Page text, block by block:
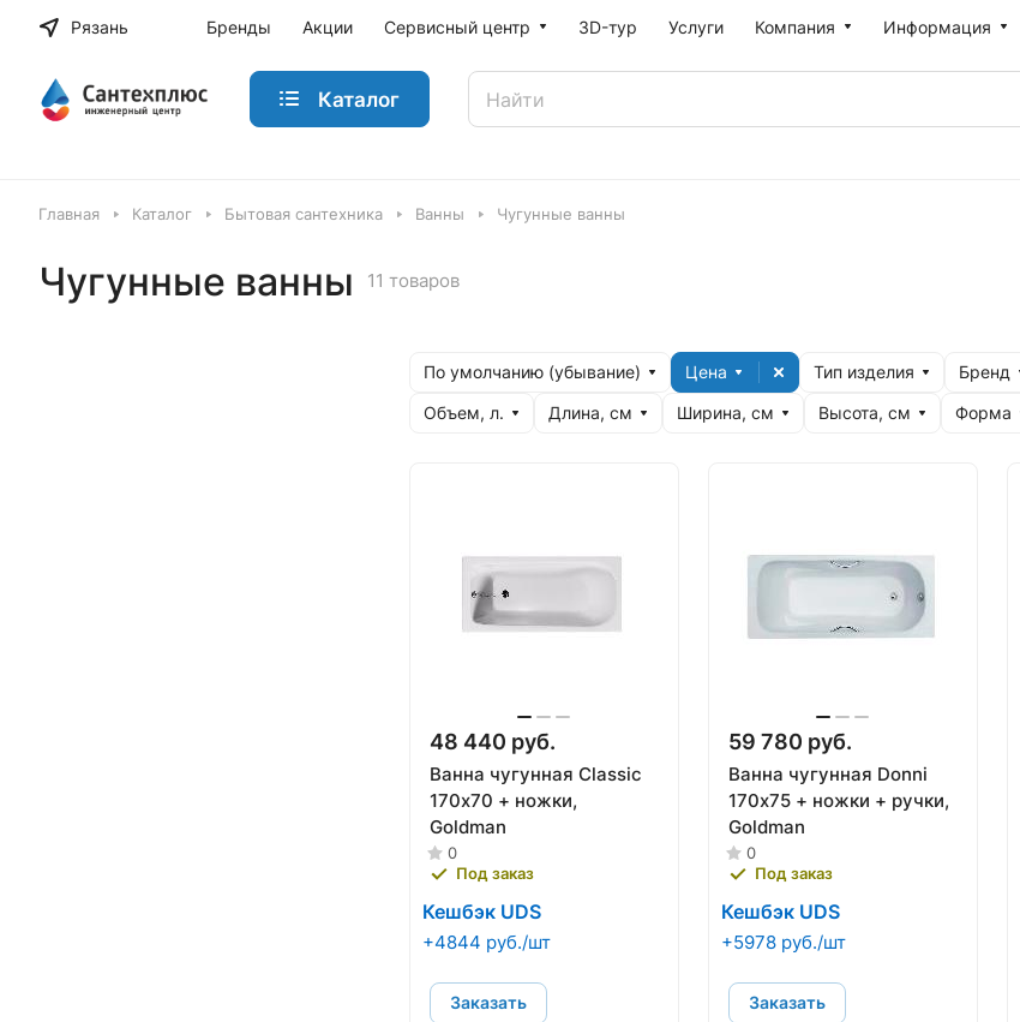
Рязань Бренды Акции Сервисный центр 3D-тур Услуги Компания Информация
Каталог
Главная Каталог Бытовая сантехника Ванны Чугунные ванны
Чугунные ванны 11 товаров
По умолчанию (убывание) Цена Тип изделия Бренд
Объем, л.
Длина, см Ширина, см Высота, см Форма
48 440 руб.
Ванна чугунная Classic
170х70 + ножки,
Goldman
0
Под заказ
Кешбэк UDS
+4844 руб./шт
Заказать
59 780 руб.
Ванна чугунная Donni
170х75 + ножки + ручки,
Goldman
0
Под заказ
Кешбэк UDS
+5978 руб./шт
Заказать